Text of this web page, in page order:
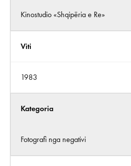
Kinostudio «Shqipëria e Re»
Viti
1983
Kategoria
Fotografi nga negativi